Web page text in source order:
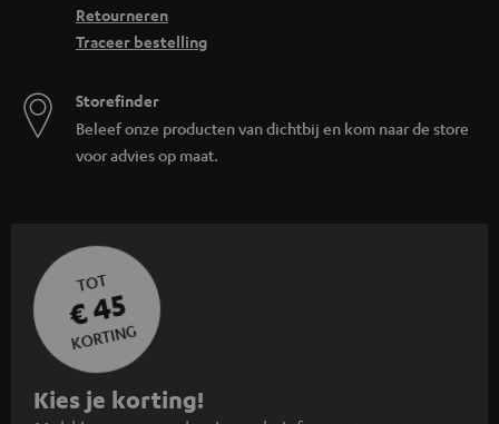
Retourneren
Traceer bestelling
Storefinder
Beleef onze producten van dichtbij en kom naar de store
voor advies op maat.
TOT
€ 45
KORTING
A
Kies je korting!